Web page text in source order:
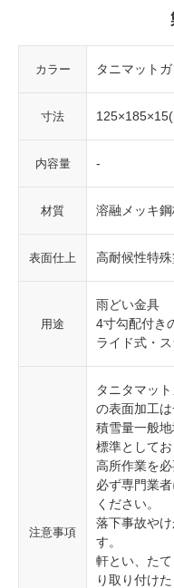
カラー タニマット
寸法
内容量 -
材質 溶融メッキ鋼
表面仕上 高耐候性特殊
用途
雨どい金具
4寸勾配付き
ライド式・
注意事項
タニタマッ
の表面加工は
積雪量一般
標準としてお
高所作業を
必ず専門業
ください。
落下事故や
す。
軒とい、た
り取り付け